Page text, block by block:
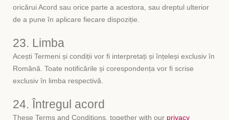
oricărui Acord sau orice parte a acestora, sau dreptul ulterior
de a pune în aplicare fiecare dispoziție.
23. Limba
Acești Termeni și condiții vor fi interpretați și înțeleși exclusiv în
Română. Toate notificările și corespondența vor fi scrise
exclusiv în limba respectivă.
24. Întregul acord
These Terms and Conditions, together with our privacy